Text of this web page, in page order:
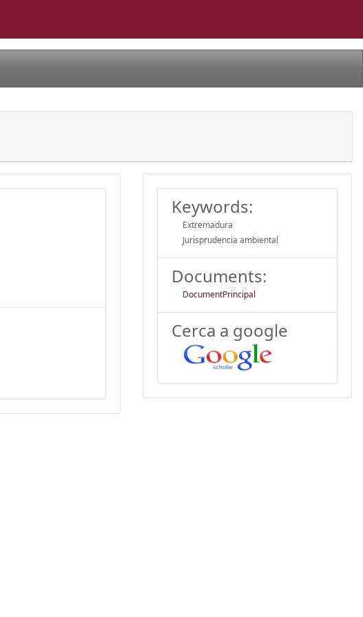
Keywords:
Extremadura
Jurisprudencia ambiental
Documents:
DocumentPrincipal
Cerca a google